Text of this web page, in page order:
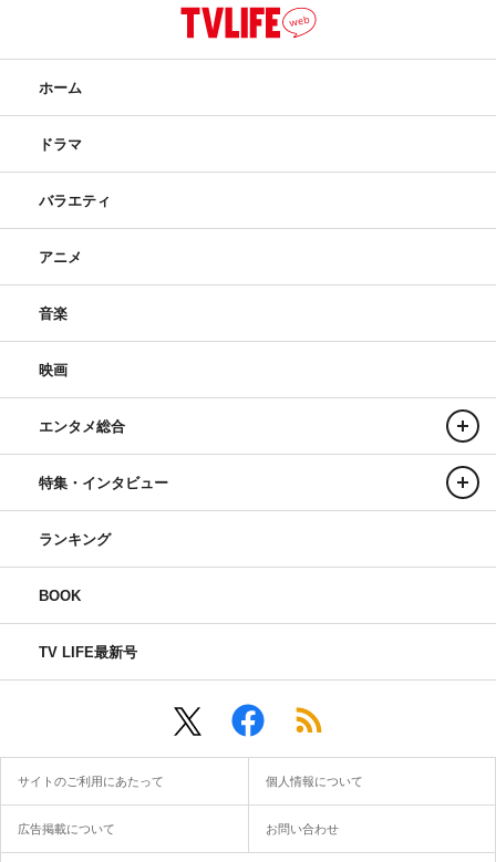
ホーム
ドラマ
バラエティ
アニメ
音楽
映画
エンタメ総合
特集・インタビュー
ランキング
BOOK
TV LIFE最新号
サイトのご利用にあたって 個人情報について
広告掲載について お問い合わせ